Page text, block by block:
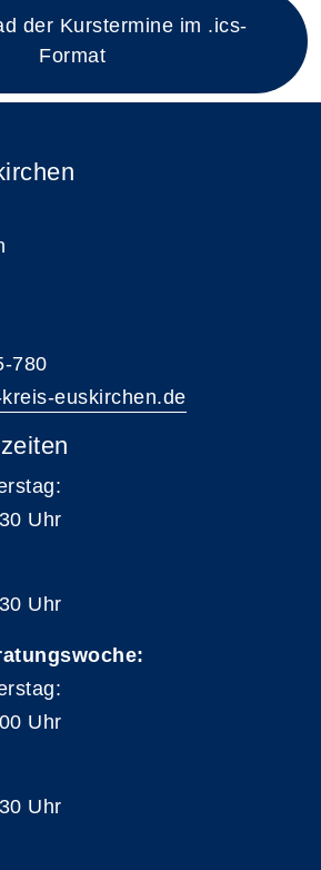
der Kurstermine im .ics-
Format
780
euskirchen.de
Uhr
Uhr
Uhr
Uhr